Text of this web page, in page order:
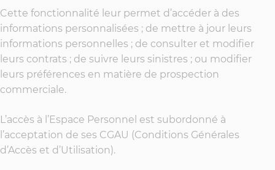
Cette fonctionnalité leur permet d’accéder à des
informations personnalisées ; de mettre à jour leurs
informations personnelles ; de consulter et modifier
leurs contrats ; de suivre leurs sinistres ; ou modifier
leurs préférences en matière de prospection
commerciale.
L’accès à l’Espace Personnel est subordonné à
l’acceptation de ses CGAU (Conditions Générales
d’Accès et d’Utilisation).